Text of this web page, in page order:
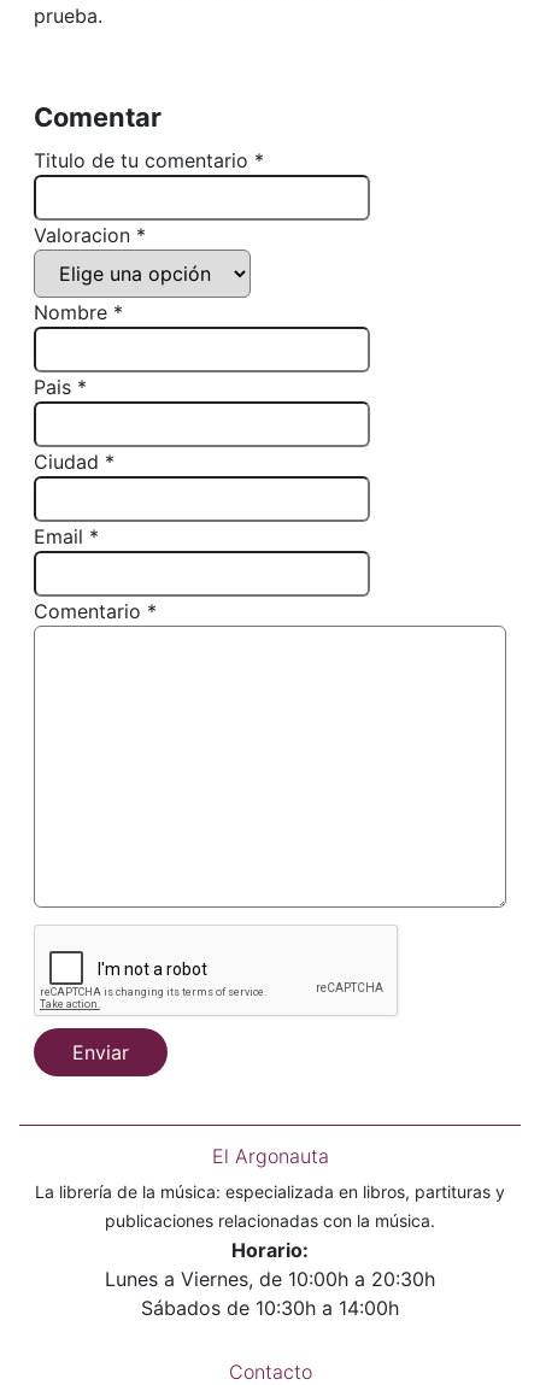
prueba.
Comentar
Titulo de tu comentario *
Valoracion *
Nombre *
Pais *
Ciudad *
Email *
Comentario *
Enviar
El Argonauta
La librería de la música: especializada en libros, partituras y
publicaciones relacionadas con la música.
Horario:
Lunes a Viernes, de 10:00h a 20:30h
Sábados de 10:30h a 14:00h
Contacto